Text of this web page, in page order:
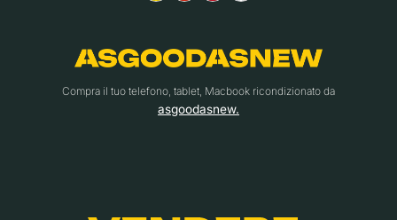
Compra il tuo telefono, tablet, Macbook ricondizionato da
asgoodasnew.